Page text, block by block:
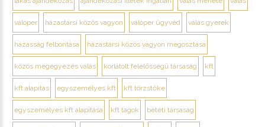
válóper házastársi közös vagyon válóper ügyvéd válás gyerek
házasság felbontása házastársi közös vagyon megosztása
közös megegyezés válás korlátolt felelősségű társaság kft
kft alapítás egyszemélyes kft kft törzstőke
egyszemélyes kft alapítása kft tagok betéti társaság